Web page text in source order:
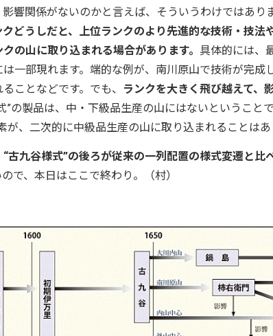
響関係がないのかと言えば、そういうわけではあり
クどうしだと、上位ランクのより先進的な技術・技法
の山に取り込まれる場合があります。 具体的には、
は一部現れます。端的な例が、南川原山で技術が完成
ことなどです。でも、
ランクを大きく飛び越えて、
”の製品は、中・下級品生産の山にはないということ
が、二次的に中級品生産の山に取り込まれることはあ
“古九谷様式”の後ろが従来の一列配置の様式変遷と比
で、本日はここで終わり。（村）